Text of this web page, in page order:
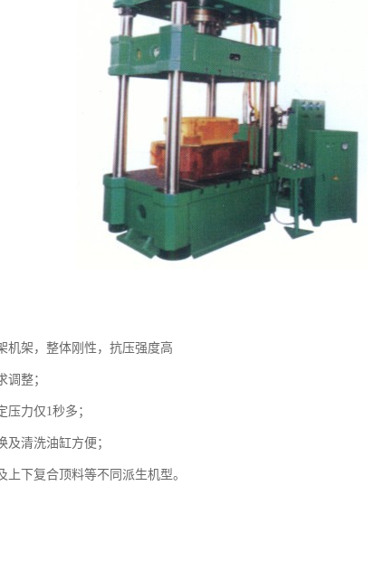
机架，整体刚性，抗压强度高
调整；
压力仅1秒多；
及清洗油缸方便；
上下复合顶料等不同派生机型。